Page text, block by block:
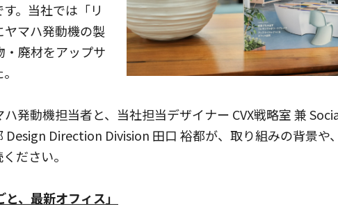
。当社では「リ
マハ発動機の製
廃材をアップサ
発動機担当者と、当社担当デザイナー CVX戦略室 兼
Design Direction Division 田口 裕都が、取り組みの背景や
ださい。
、最新オフィス」